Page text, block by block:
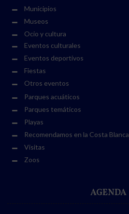
Municipios
Museos
Ocio y cultura
Eventos culturales
Eventos deportivos
Fiestas
Otros eventos
Parques acuáticos
Parques temáticos
Playas
Recomendamos en la Costa Blanca
Visitas
Zoos
AGENDA